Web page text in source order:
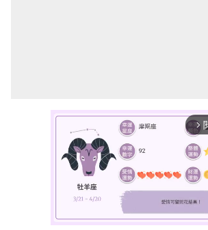
arrow_forward_ios